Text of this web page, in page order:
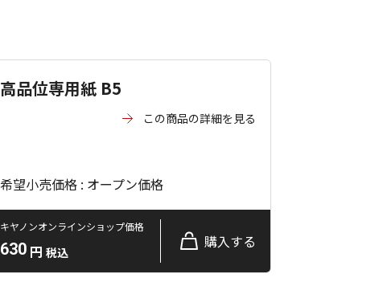
高品位専用紙 B5
この商品の詳細を見る
希望小売価格 : オープン価格
キヤノンオンラインショップ価格
630 円 税込
購入する